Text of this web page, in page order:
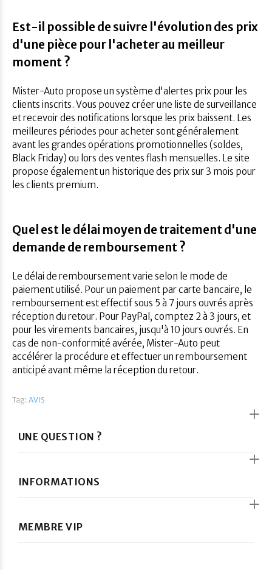
Est-il possible de suivre l'évolution des prix
d'une pièce pour l'acheter au meilleur
moment ?
Mister-Auto propose un système d'alertes prix pour les
clients inscrits. Vous pouvez créer une liste de surveillance
et recevoir des notifications lorsque les prix baissent. Les
meilleures périodes pour acheter sont généralement
avant les grandes opérations promotionnelles (soldes,
Black Friday) ou lors des ventes flash mensuelles. Le site
propose également un historique des prix sur 3 mois pour
les clients premium.
Quel est le délai moyen de traitement d'une
demande de remboursement ?
Le délai de remboursement varie selon le mode de
paiement utilisé. Pour un paiement par carte bancaire, le
remboursement est effectif sous 5 à 7 jours ouvrés après
réception du retour. Pour PayPal, comptez 2 à 3 jours, et
pour les virements bancaires, jusqu'à 10 jours ouvrés. En
cas de non-conformité avérée, Mister-Auto peut
accélérer la procédure et effectuer un remboursement
anticipé avant même la réception du retour.
Tag: AVIS
UNE QUESTION ?
INFORMATIONS
MEMBRE VIP